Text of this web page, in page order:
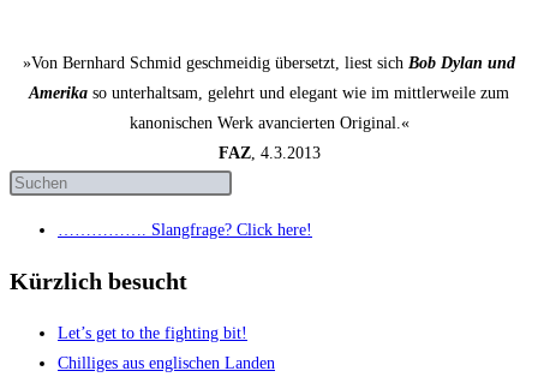
»Von Bernhard Schmid geschmeidig übersetzt, liest sich Bob Dylan und
Amerika so unterhaltsam, gelehrt und elegant wie im mittlerweile zum
kanonischen Werk avancierten Original.«
FAZ, 4.3.2013
……………. Slang­fra­ge? Click here!
Kürzlich besucht
Let’s get to the fight­ing bit!
Chil­li­ges aus eng­li­schen Landen